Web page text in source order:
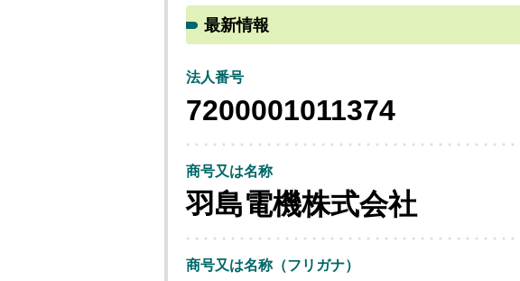
最新情報
法人番号
7200001011374
商号又は名称
羽島電機株式会社
商号又は名称（フリガナ）